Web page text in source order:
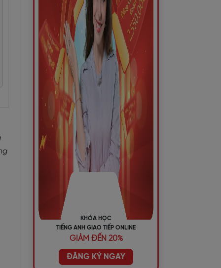
KHÓA HỌC
TIẾNG ANH GIAO TIẾP ONLINE
GIẢM ĐẾN 20%
ĐĂNG KÝ NGAY